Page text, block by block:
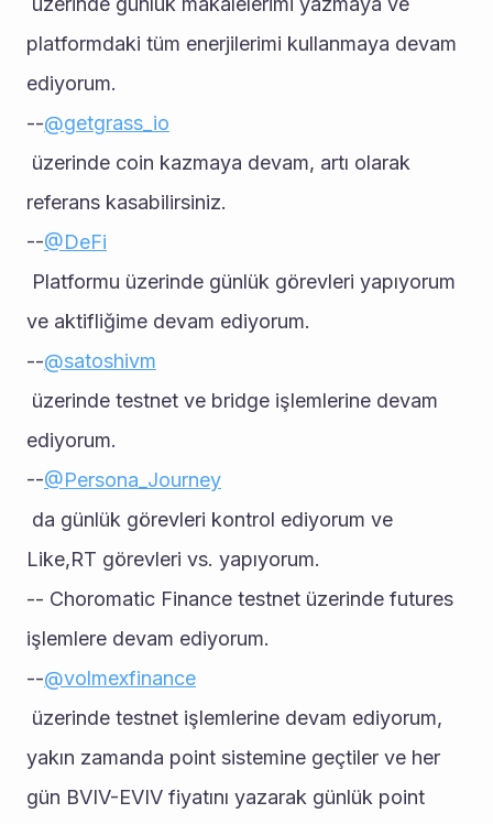
platformdaki tüm enerjilerimi kullanmaya devam
ediyorum.
--@getgrass_io
referans kasabilirsiniz.
--@DeFi
ve aktifliğime devam ediyorum.
--@satoshivm
ediyorum.
--@Persona_Journey
Like,RT görevleri vs. yapıyorum.
-- Choromatic Finance testnet üzerinde futures
işlemlere devam ediyorum.
--@volmexfinance
yakın zamanda point sistemine geçtiler ve her
gün BVIV-EVIV fiyatını yazarak günlük point